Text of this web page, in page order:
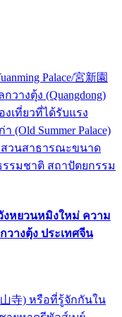
Palace/宮新園
วางตุ้ง (Quangdong)
เที่ยวที่ได้รับแรง
Summer Palace)
วนสาธารณะขนาด
รมชาติ สถาปัตยกรรม
งหยวนหมิงใหม่ ความ
างตุ้ง ประเทศจีน
山寺) หรือที่รู้จักกันใน